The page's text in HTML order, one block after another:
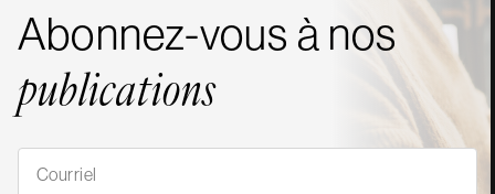
Abonnez-vous à nos
publications
S'abonner